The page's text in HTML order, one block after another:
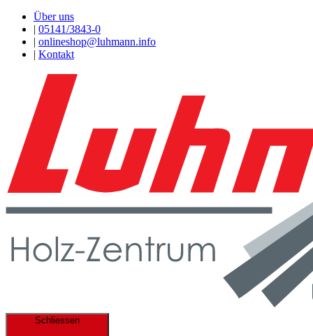
Über uns
| 05141/3843-0
| onlineshop@luhmann.info
| Kontakt
Schliessen